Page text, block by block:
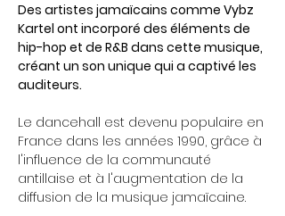
Des artistes jamaïcains comme Vybz
Kartel ont incorporé des éléments de
hip-hop et de R&B dans cette musique,
créant un son unique qui a captivé les
auditeurs.
Le dancehall est devenu populaire en
France dans les années 1990, grâce à
l'influence de la communauté
antillaise et à l'augmentation de la
diffusion de la musique jamaïcaine.